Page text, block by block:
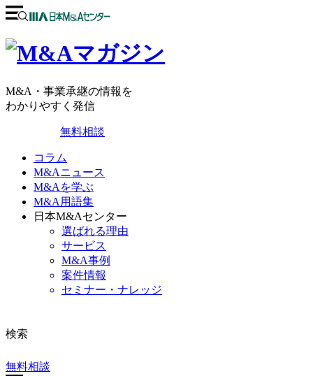
M&A・事業承継の情報を
わかりやすく発信
無料相談
コラム
M&Aニュース
M&Aを学ぶ
M&A用語集
日本M&Aセンター
選ばれる理由
サービス
M&A事例
案件情報
セミナー・ナレッジ
検索
無料相談